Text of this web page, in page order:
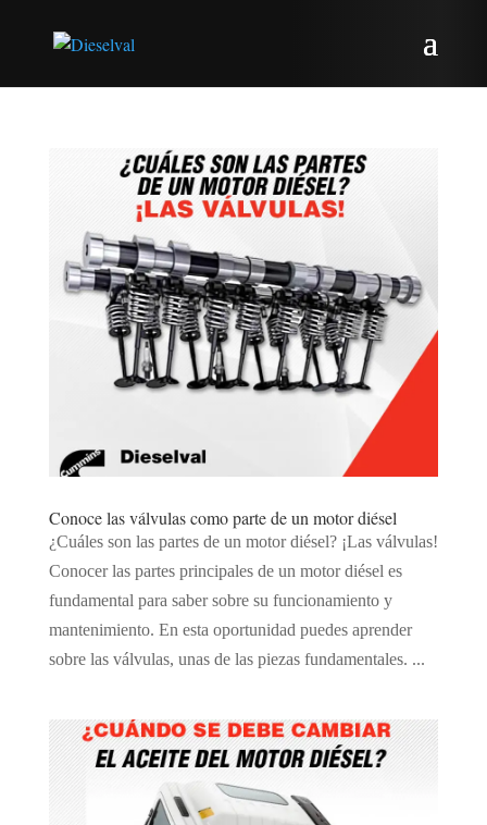
Conoce las válvulas como parte de un motor diésel
¿Cuáles son las partes de un motor diésel? ¡Las válvulas!
Conocer las partes principales de un motor diésel es
fundamental para saber sobre su funcionamiento y
mantenimiento. En esta oportunidad puedes aprender
sobre las válvulas, unas de las piezas fundamentales. ...